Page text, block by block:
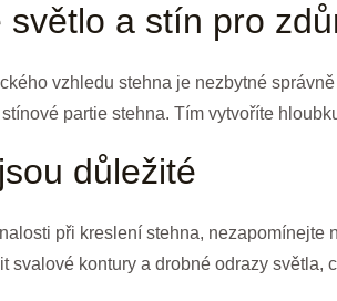
světlo a stín pro
vzhledu stehna je nezbytné
partie stehna. Tím vytvoříte
důležité
při kreslení stehna, nezapomínejte
svalové kontury a drobné odrazy světla,